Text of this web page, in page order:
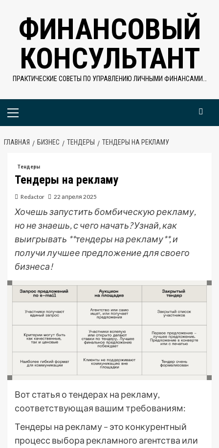
содержимому
ФИНАНСОВЫЙ
КОНСУЛЬТАНТ
ПРАКТИЧЕСКИЕ СОВЕТЫ ПО УПРАВЛЕНИЮ ЛИЧНЫМИ ФИНАНСАМИ…
Основное
ГЛАВНАЯ БИЗНЕС ТЕНДЕРЫ ТЕНДЕРЫ НА РЕКЛАМУ
Тендеры
Тендеры на рекламу
Redactor 22 апреля 2025
Хочешь запустить бомбическую рекламу,
но не знаешь, с чего начать? Узнай, как
выигрывать **тендеры на рекламу**, и
получи лучшее предложение для своего
бизнеса!
Вот статья о тендерах на рекламу,
соответствующая вашим требованиям:
Тендеры на рекламу – это конкурентный
процесс выбора рекламного агентства или